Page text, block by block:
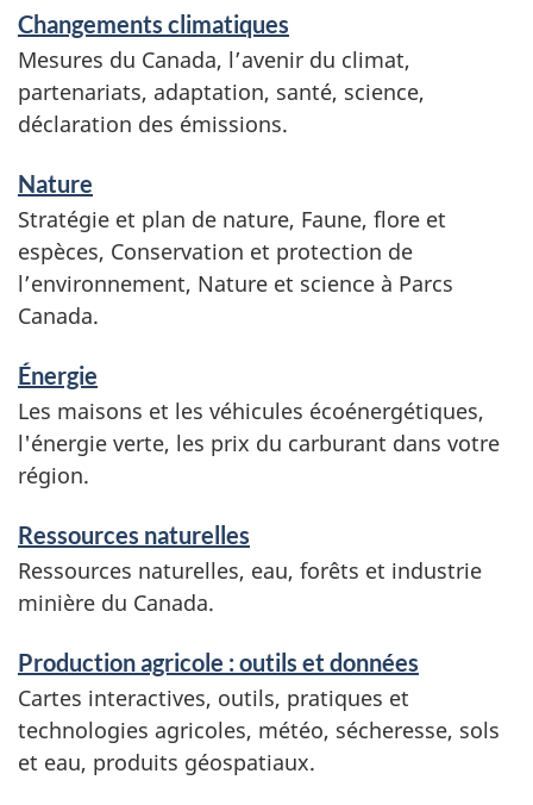
i
c
e
s
e
t
r
e
n
s
e
i
g
n
e
m
e
n
t
s
Changements climatiques
Mesures du Canada, l’avenir du climat,
partenariats, adaptation, santé, science,
déclaration des émissions.
Nature
Stratégie et plan de nature, Faune, flore et
espèces, Conservation et protection de
l’environnement, Nature et science à Parcs
Canada.
Énergie
Les maisons et les véhicules écoénergétiques,
l'énergie verte, les prix du carburant dans votre
région.
Ressources naturelles
Ressources naturelles, eau, forêts et industrie
minière du Canada.
Production agricole : outils et données
Cartes interactives, outils, pratiques et
technologies agricoles, météo, sécheresse, sols
et eau, produits géospatiaux.